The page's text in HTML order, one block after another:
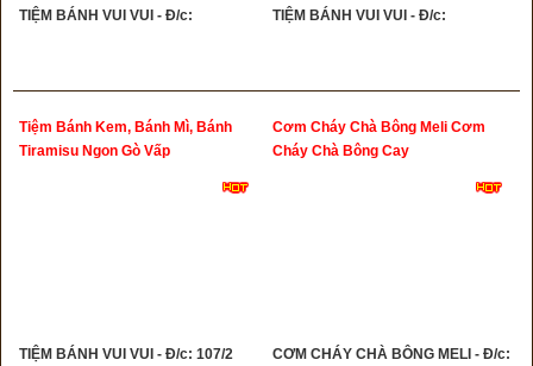
TIỆM BÁNH VUI VUI - Đ/c: TIỆM BÁNH VUI VUI - Đ/c:
Tiệm Bánh Kem, Bánh Mì, Bánh
Tiramisu Ngon Gò Vấp
TIỆM BÁNH VUI VUI - Đ/c: 107/2
Cơm Cháy Chà Bông Meli Cơm
Cháy Chà Bông Cay
CƠM CHÁY CHÀ BÔNG MELI - Đ/c: